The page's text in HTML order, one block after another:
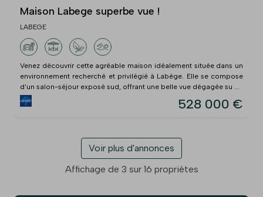
Maison Labege superbe vue !
LABEGE
Venez découvrir cette agréable maison idéalement située dans un
environnement recherché et privilégié à Labège. Elle se compose
d'un salon-séjour exposé sud, offrant une belle vue dégagée su ...
528 000 €
Voir plus d'annonces
Affichage de 3 sur 16 propriétes